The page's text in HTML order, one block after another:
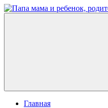
Перейти
к
Главная